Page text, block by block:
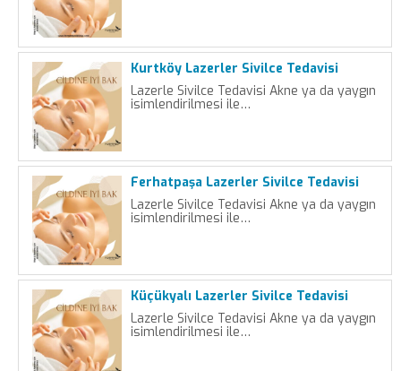
Kurtköy Lazerler Sivilce Tedavisi
Lazerle Sivilce Tedavisi Akne ya da yaygın
isimlendirilmesi ile…
Ferhatpaşa Lazerler Sivilce Tedavisi
Lazerle Sivilce Tedavisi Akne ya da yaygın
isimlendirilmesi ile…
Küçükyalı Lazerler Sivilce Tedavisi
Lazerle Sivilce Tedavisi Akne ya da yaygın
isimlendirilmesi ile…